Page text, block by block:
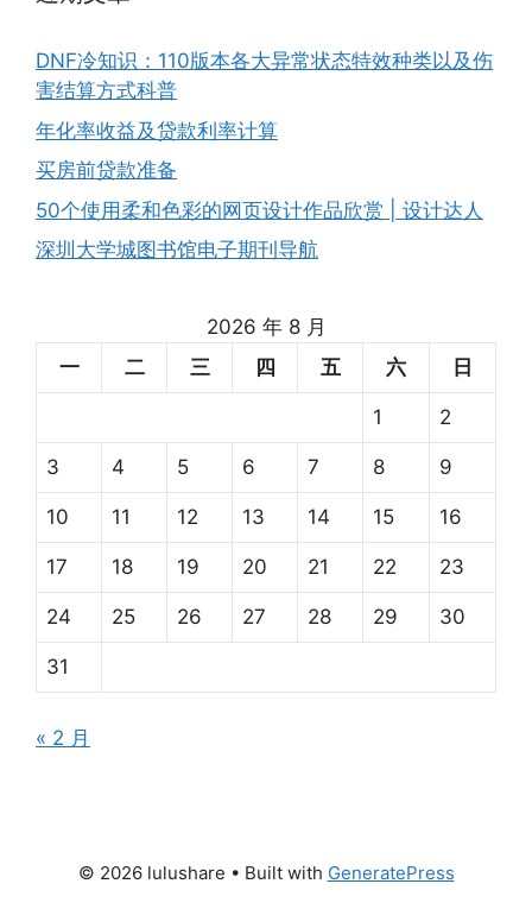
DNF冷知识：110版本各大异常状态特效种类以及伤
害结算方式科普
年化率收益及贷款利率计算
买房前贷款准备
50个使用柔和色彩的网页设计作品欣赏 | 设计达人
深圳大学城图书馆电子期刊导航
2026 年 8 月
一
二 三 四 五 六 日
1 2
3 4 5 6 7 8 9
10 11 12 13 14 15 16
17 18 19 20 21 22 23
24 25 26 27 28 29 30
31
« 2 月
© 2026 lulushare • Built with GeneratePress